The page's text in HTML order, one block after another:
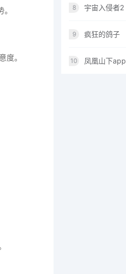
度。
8 宇宙入侵者2
9 疯狂的鸽子
10 凤凰山下app